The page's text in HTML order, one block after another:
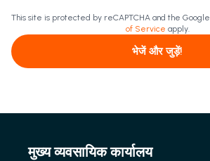
This site is protected by reCAPTCHA and the Google
of Service apply.
भेजें और जुड़ें!
मुख्य व्यवसायिक कार्यालय